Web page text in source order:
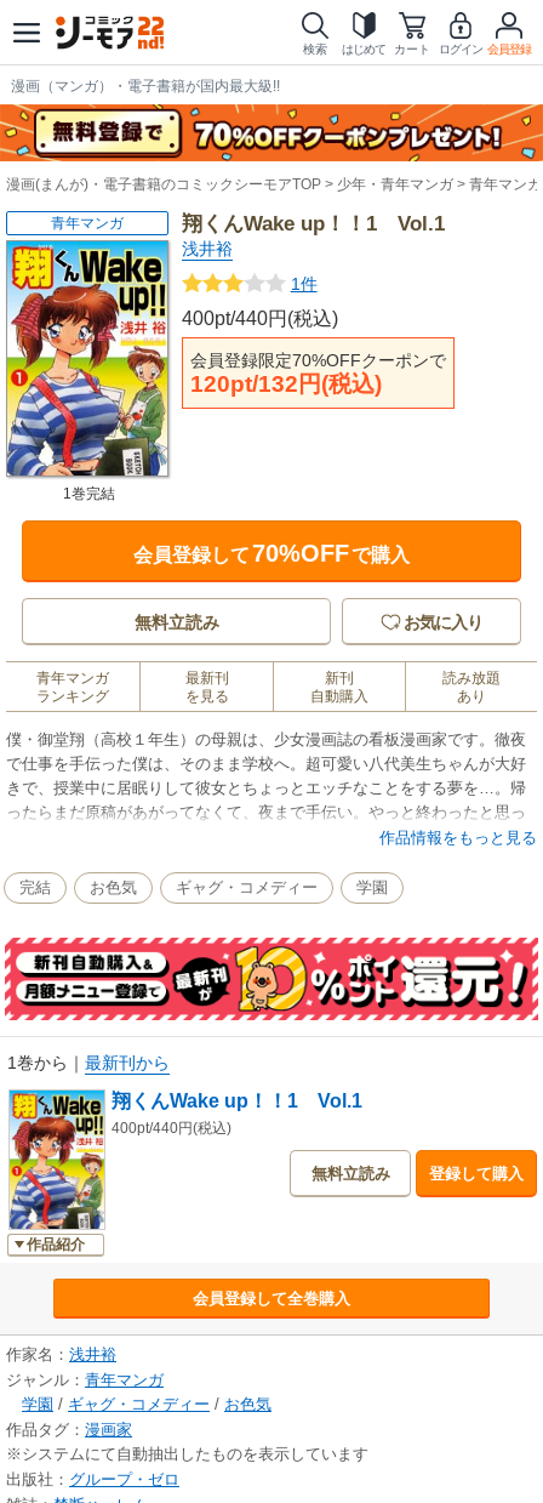
検索 はじめて カート ログイン 会員登録
漫画（マンガ）・電子書籍が国内最大級!!
漫画(まんが)・電子書籍のコミックシーモアTOP 少年・青年マンガ 青年マンガ
翔くんWake up！！1 Vol.1
浅井裕
1件
400pt/440円(税込)
会員登録限定70%OFFクーポンで
120pt/132円(税込)
青年マンガ
1巻完結
会員登録して70%OFFで購入
無料立読み お気に入り
青年マンガ
ランキング
最新刊
を見る
新刊
自動購入
読み放題
あり
僕・御堂翔（高校１年生）の母親は、少女漫画誌の看板漫画家です。徹夜
で仕事を手伝った僕は、そのまま学校へ。超可愛い八代美生ちゃんが大好
きで、授業中に居眠りして彼女とちょっとエッチなことをする夢を…。帰
ったらまだ原稿があがってなくて、夜まで手伝い。やっと終わったと思っ
たら、母さんたちは夜の街に繰り出してドンちゃん騒ぎだと！「御堂家の
王様の休日」「八代さんの真実」「八代さんの家庭の事情」「八代・兄、
その苦悩」「睡眠不足にご用心」「翔くんBreak down」「燃えつきる前
作品情報をもっと見る
完結 お色気 ギャグ・コメディー 学園
1巻から ｜ 最新刊から
作品紹介
翔くんWake up！！1 Vol.1
400pt/440円(税込)
無料立読み 登録して購入
会員登録して全巻購入
作家名： 浅井裕
ジャンル： 青年マンガ
学園 / ギャグ・コメディー / お色気
作品タグ： 漫画家
※システムにて自動抽出したものを表示しています
出版社： グループ・ゼロ